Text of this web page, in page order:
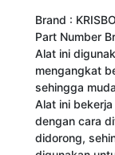
Brand :
Part Number
Alat ini
mengangkat
sehingga
Alat ini
dengan cara
didorong,